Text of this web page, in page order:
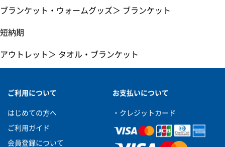
ブランケット・ウォームグッズ＞ ブランケット
短納期
アウトレット ＞ タオル・ブランケット
ご利用について
はじめての方へ
ご利用ガイド
会員登録について
お支払いについて
・クレジットカード